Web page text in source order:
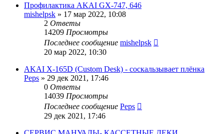
Профилактика AKAI GX-747, 646
mishelpsk » 17 мар 2022, 10:08
2 Ответы
14209 Просмотры
Последнее сообщение mishelpsk
20 мар 2022, 10:30
AKAI X-165D (Custom Desk) - соскальзывает плёнка
Peps » 29 дек 2021, 17:46
0 Ответы
14039 Просмотры
Последнее сообщение Peps
29 дек 2021, 17:46